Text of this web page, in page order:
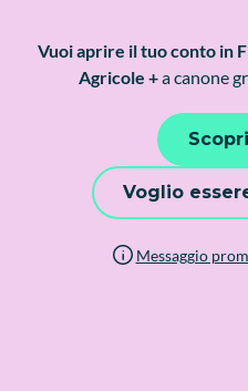
Vuoi aprire il tuo conto in
Agricole +a canone
Voglio
Messaggio